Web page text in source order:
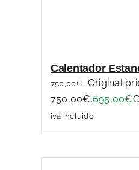
Calentador
750,00€
Original
750,00€.695,00€
iva incluido